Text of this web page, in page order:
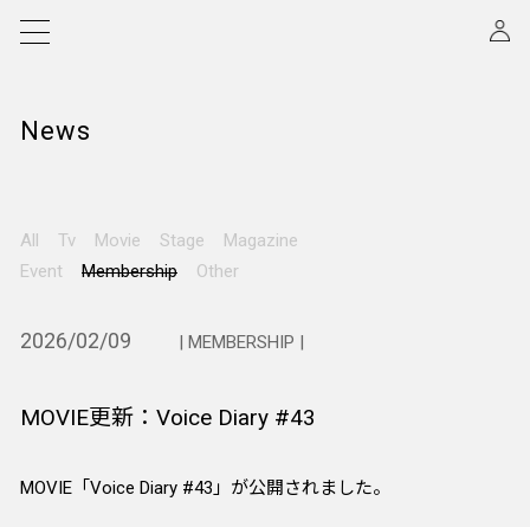
News
All Tv Movie Stage
Magazine
Event
Membership Other
2026/02/09 | MEMBERSHIP |
MOVIE更新：Voice Diary #43
MOVIE「Voice Diary #43」が公開されました。